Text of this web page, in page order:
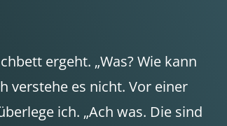
ergeht. „Was? Wie kann
verstehe es nicht. Vor einer
ich. „Ach was. Die sind